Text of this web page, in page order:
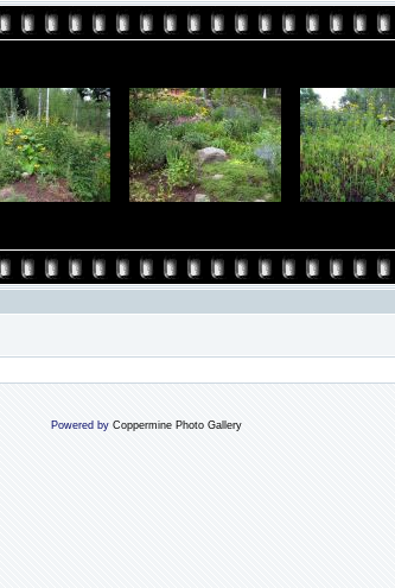
Powered by Coppermine Photo Gallery